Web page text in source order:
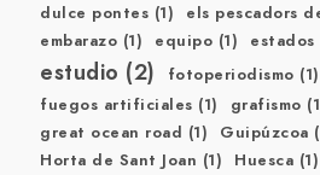
dulce pontes (1) els pescadors
embarazo (1) equipo (1)
estudio (2) fotoperiodismo (1)
fuegos artificiales (1) grafismo
great ocean road (1) Guipúzcoa
Horta de Sant Joan (1) Huesca (1)